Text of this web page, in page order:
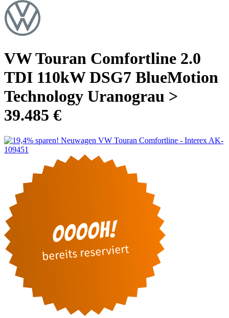
VW Touran Comfortline 2.0
TDI 110kW DSG7 BlueMotion
Technology Uranograu >
39.485 €